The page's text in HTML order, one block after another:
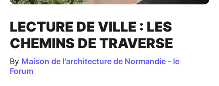
LECTURE DE VILLE : LES
CHEMINS DE TRAVERSE
By Maison de l'architecture de Normandie - le
Forum